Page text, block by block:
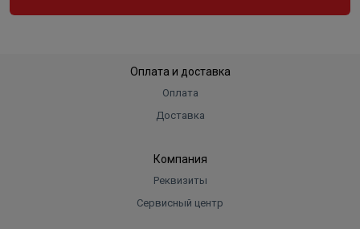
Длина в упаковке, см. 50.000
55.500
20.000
555
Оплата и доставка
Оплата
Доставка
Компания
Реквизиты
Сервисный центр